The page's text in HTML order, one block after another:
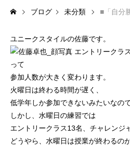
アクセス
お問い合わせ
会員専用ページ
初めての方 システム・クラス・料金
ブログ 未分類 ■「自分
ユニークスタイルの佐藤です。
エントリークラ
って
参加人数が大きく変わります。
火曜日は終わる時間が遅く、
低学年しか参加できないみたいなの
しかし、水曜日の練習では
エントリークラス13名、チャレンジ
どうやら、水曜日は授業が終わるのが